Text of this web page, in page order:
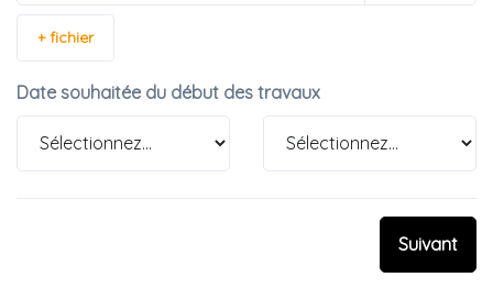
+ fichier
Date souhaitée du début des travaux
Suivant